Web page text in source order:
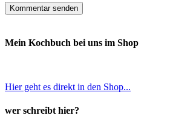
Mein Kochbuch bei uns im Shop
Hier geht es direkt in den Shop...
wer schreibt hier?